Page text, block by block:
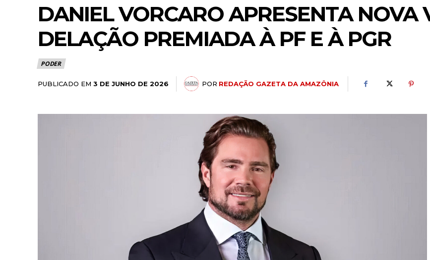
DANIEL VORCARO APRESENTA NOVA
DELAÇÃO PREMIADA À PF E À PGR
PODER
PUBLICADO EM 3 DE JUNHO DE 2026 POR REDAÇÃO GAZETA DA AMAZÔNIA